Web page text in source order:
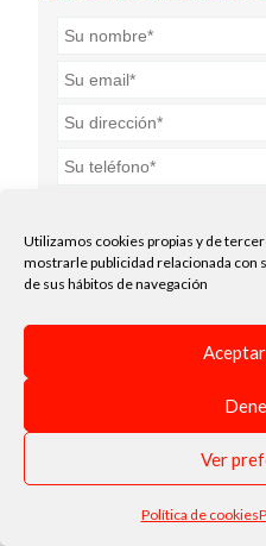
Utilizamos cookies propias y de
mostrarle publicidad relacionada con
de sus hábitos de navegación
Ver
Política de cookies
Acepto lapolítica de